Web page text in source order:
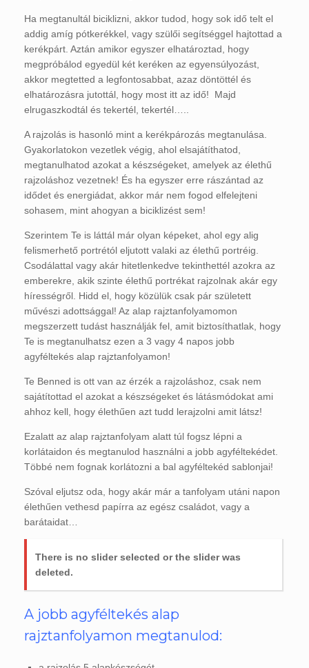
Ha megtanultál biciklizni, akkor tudod, hogy sok idő telt el
addig amíg pótkerékkel, vagy szülői segítséggel hajtottad a
kerékpárt. Aztán amikor egyszer elhatároztad, hogy
megpróbálod egyedül két keréken az egyensúlyozást,
akkor megtetted a legfontosabbat, azaz döntöttél és
elhatározásra jutottál, hogy most itt az idő! Majd
elrugaszkodtál és tekertél, tekertél…..
A rajzolás is hasonló mint a kerékpározás megtanulása.
Gyakorlatokon vezetlek végig, ahol elsajátíthatod,
megtanulhatod azokat a készségeket, amelyek az élethű
rajzoláshoz vezetnek! És ha egyszer erre rászántad az
idődet és energiádat, akkor már nem fogod elfelejteni
sohasem, mint ahogyan a biciklizést sem!
Szerintem Te is láttál már olyan képeket, ahol egy alig
felismerhető portrétól eljutott valaki az élethű portréig.
Csodálattal vagy akár hitetlenkedve tekinthettél azokra az
emberekre, akik szinte élethű portrékat rajzolnak akár egy
hírességről. Hidd el, hogy közülük csak pár született
művészi adottsággal! Az alap rajztanfolyamomon
megszerzett tudást használják fel, amit biztosíthatlak, hogy
Te is megtanulhatsz ezen a 3 vagy 4 napos jobb
agyféltekés alap rajztanfolyamon!
Te Benned is ott van az érzék a rajzoláshoz, csak nem
sajátítottad el azokat a készségeket és látásmódokat ami
ahhoz kell, hogy élethűen azt tudd lerajzolni amit látsz!
Ezalatt az alap rajztanfolyam alatt túl fogsz lépni a
korlátaidon és megtanulod használni a jobb agyféltekédet.
Többé nem fognak korlátozni a bal agyféltekéd sablonjai!
Szóval eljutsz oda, hogy akár már a tanfolyam utáni napon
élethűen vethesd papírra az egész családot, vagy a
barátaidat…
There is no slider selected or the slider was
deleted.
A jobb agyféltekés alap
rajztanfolyamon megtanulod: